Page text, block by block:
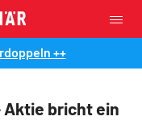
++
Aktie bricht ein